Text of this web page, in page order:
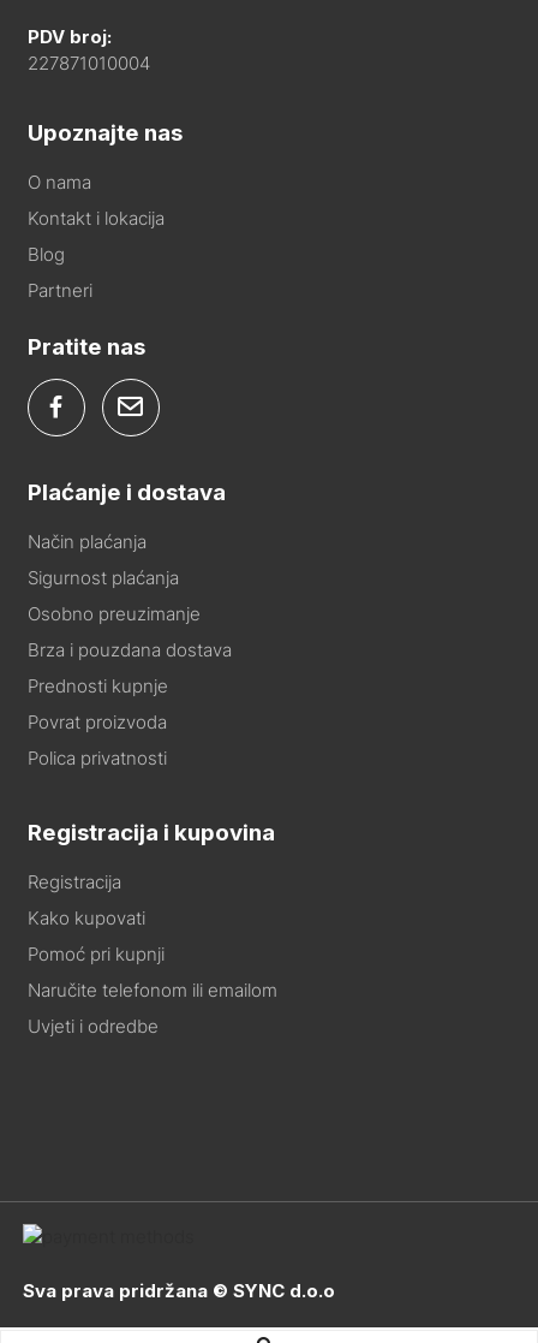
PDV broj:
227871010004
Upoznajte nas
O nama
Kontakt i lokacija
Blog
Partneri
Pratite nas
Plaćanje i dostava
Način plaćanja
Sigurnost plaćanja
Osobno preuzimanje
Brza i pouzdana dostava
Prednosti kupnje
Povrat proizvoda
Polica privatnosti
Registracija i kupovina
Registracija
Kako kupovati
Pomoć pri kupnji
Naručite telefonom ili emailom
Uvjeti i odredbe
Sva prava pridržana © SYNC d.o.o